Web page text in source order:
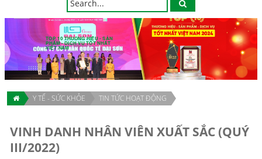
TOP 10 THƯƠNG HIỆU - SẢN
PHẨM - DỊCH VỤ TỐT NHẤT
VIỆT NAM
Y TẾ - SỨC KHỎE TIN TỨC HOẠT ĐỘNG
VINH DANH NHÂN VIÊN XUẤT SẮC (QUÝ
III/2022)